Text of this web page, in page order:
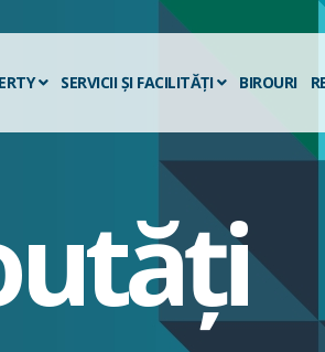
SERVICII ȘI FACILITĂȚI BIROURI